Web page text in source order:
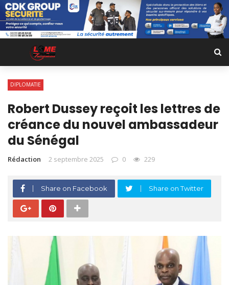
DIPLOMATIE
Robert Dussey reçoit les lettres de
créance du nouvel ambassadeur
du Sénégal
Rédaction 2 septembre 2025 0 229
Share on Facebook Share on Twitter